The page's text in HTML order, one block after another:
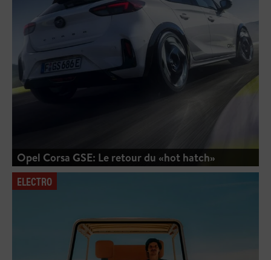
Opel Corsa GSE: Le retour du «hot hatch»
ELECTRO